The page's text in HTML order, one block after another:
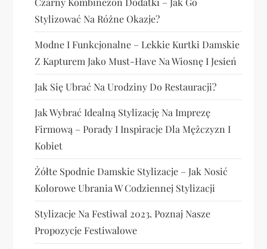
Stylizować Na Różne Okazje?
Modne I Funkcjonalne – Lekkie Kurtki Damskie
Z Kapturem Jako Must-Have Na Wiosnę I Jesień
Jak Się Ubrać Na Urodziny Do Restauracji?
Jak Wybrać Idealną Stylizację Na Imprezę
Firmową – Porady I Inspiracje Dla Mężczyzn I
Kobiet
Żółte Spodnie Damskie Stylizacje – Jak Nosić
Kolorowe Ubrania W Codziennej Stylizacji
Stylizacje Na Festiwal 2023. Poznaj Nasze
Propozycje Festiwalowe